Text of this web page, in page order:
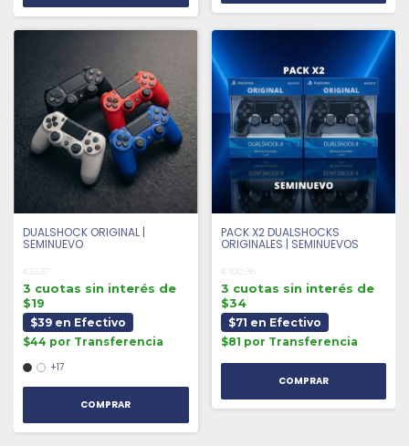
DUALSHOCK ORIGINAL |
SEMINUEVO
€55,57
3 cuotas sin interés de
$19
$39 en Efectivo
$44 por Transferencia
+17
COMPRAR
PACK X2 DUALSHOCKS
ORIGINALES | SEMINUEVOS
€100,98
3 cuotas sin interés de
$34
$71 en Efectivo
$81 por Transferencia